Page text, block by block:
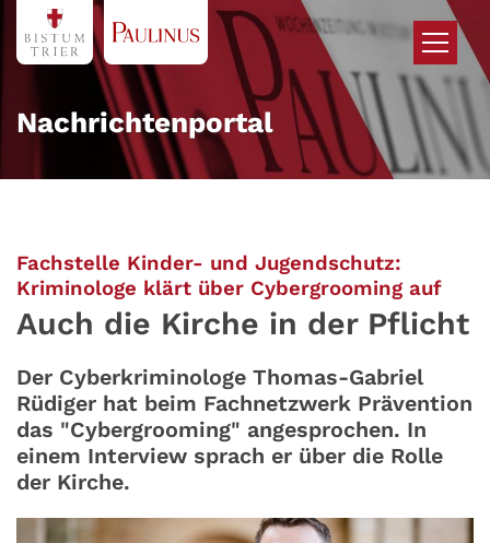
Zum Inhalt springen
Nachrichtenportal
Fachstelle Kinder- und Jugendschutz:
Kriminologe klärt über Cybergrooming auf:
Auch die Kirche in der Pflicht
Der Cyberkriminologe Thomas-Gabriel
Rüdiger hat beim Fachnetzwerk Prävention
das "Cybergrooming" angesprochen. In
einem Interview sprach er über die Rolle
der Kirche.